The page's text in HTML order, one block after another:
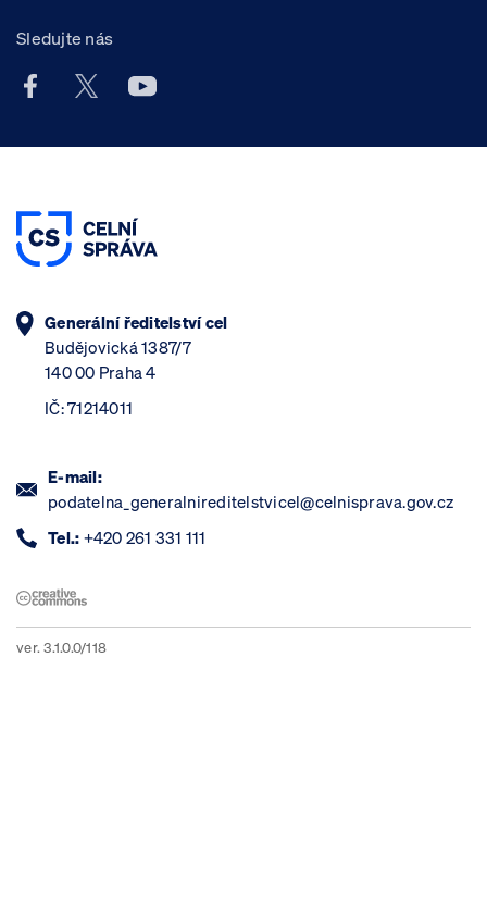
Sledujte nás
Facebook účet Celní správy ČR
X účet Celní správy ČR
Youtube účet Celní správy ČR
Generální ředitelství cel
Budějovická 1387/7
140 00 Praha 4
IČ: 71214011
E-mail:
podatelna_generalnireditelstvicel@celnisprava.gov.cz
Tel.: +420 261 331 111
ver. 3.1.0.0/118